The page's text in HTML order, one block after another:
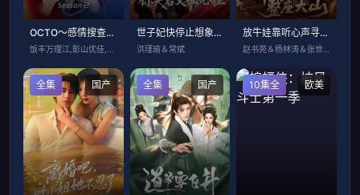
OCTO～感情搜查官心野朱梨～第二季 世子妃快停止想象，你夫君又社死啦
洪瑾瑜＆常斌
放牛娃靠听心声寻宝整座大山
国产
全集 国产
全集 欧美
10集全